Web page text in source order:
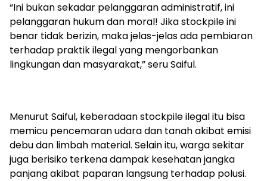
“Ini bukan sekadar pelanggaran administratif, ini
pelanggaran hukum dan moral! Jika stockpile ini
benar tidak berizin, maka jelas-jelas ada pembiaran
terhadap praktik ilegal yang mengorbankan
lingkungan dan masyarakat,” seru Saiful.
Menurut Saiful, keberadaan stockpile ilegal itu bisa
memicu pencemaran udara dan tanah akibat emisi
debu dan limbah material. Selain itu, warga sekitar
juga berisiko terkena dampak kesehatan jangka
panjang akibat paparan langsung terhadap polusi.